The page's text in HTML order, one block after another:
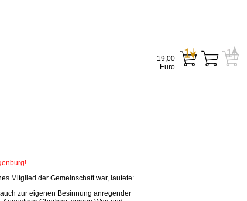
Mitglied der Gemeinschaft war, lautete:
zur eigenen Besinnung anregender
19,00
Euro